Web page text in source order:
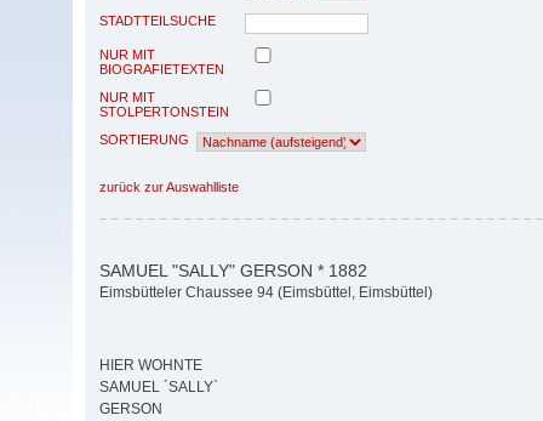
STADTTEILSUCHE
NUR MIT
BIOGRAFIETEXTEN
NUR MIT
STOLPERTONSTEIN
SORTIERUNG
zurück zur Auswahlliste
SAMUEL "SALLY" GERSON * 1882
Eimsbütteler Chaussee 94 (Eimsbüttel, Eimsbüttel)
HIER WOHNTE
SAMUEL ´SALLY`
GERSON